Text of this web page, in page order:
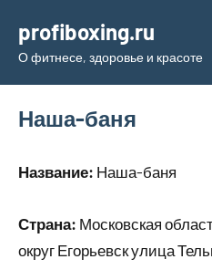
содержимому
profiboxing.ru
О фитнесе, здоровье и красоте
Наша-баня
Название: Наша-баня
Страна: Московская
округ Егорьевск улица